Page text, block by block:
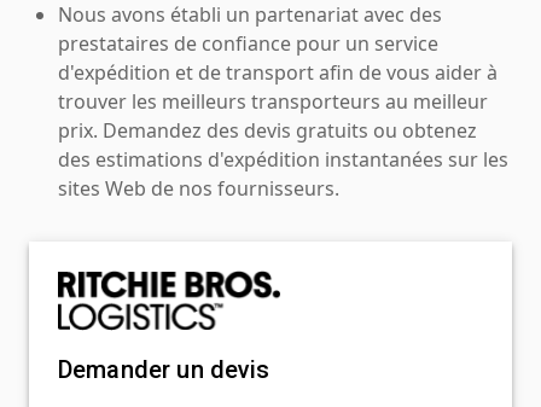
Nous avons établi un partenariat avec des
prestataires de confiance pour un service
d'expédition et de transport afin de vous aider à
trouver les meilleurs transporteurs au meilleur
prix. Demandez des devis gratuits ou obtenez
des estimations d'expédition instantanées sur les
sites Web de nos fournisseurs.
Demander un devis